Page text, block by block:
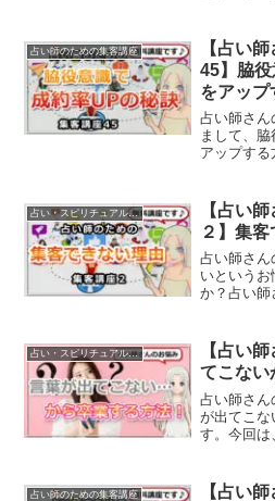
占い師のための集客講座
【占い
45】脇
をアップ
占い師さん
まして、
アップす
占い・スピリチュアルビジネス
【占い
２】集
占い師さん
いという
か？占い師
占い・スピリチュアルビジネス
【占い
てこない
占い師さん
が出てこな
す。今回は
か？どう
業できる
ます。
占い師のための集客講座
【占い